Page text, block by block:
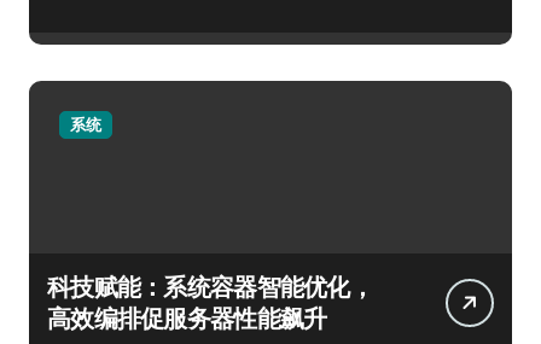
系统
科技赋能：系统容器智能优化，
高效编排促服务器性能飙升